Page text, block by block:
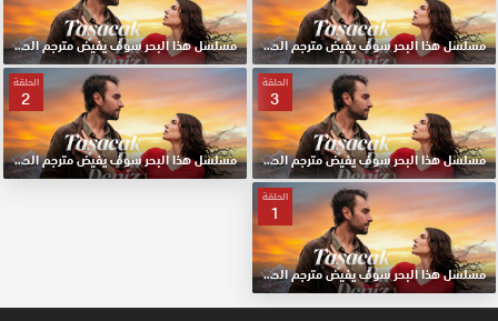
مسلسل هذا البحر سوف يفيض مترجم الحلقة 5 HD مسلسل هذا البحر سوف يفيض مترجم الحلقة 4 HD
الحلقة
3
مسلسل هذا البحر سوف يفيض مترجم الحلقة 3 HD
الحلقة
2
مسلسل هذا البحر سوف يفيض مترجم الحلقة 2 HD
الحلقة
1
مسلسل هذا البحر سوف يفيض مترجم الحلقة الأولي 1 HD